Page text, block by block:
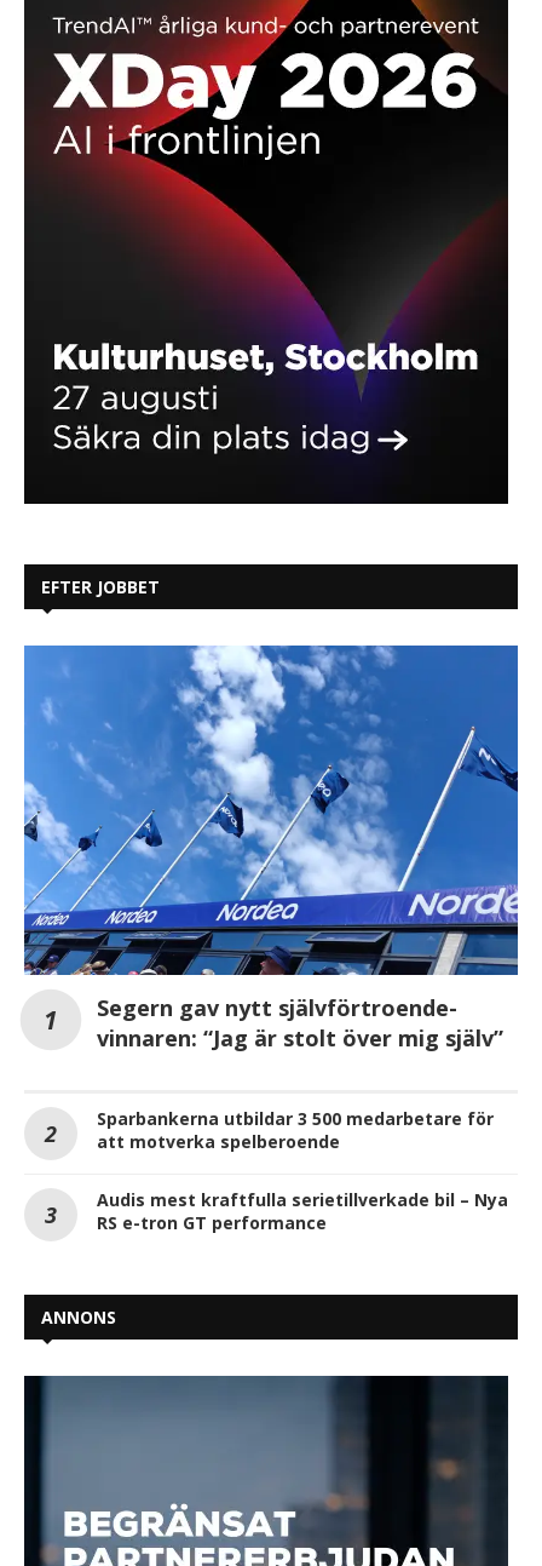
EFTER JOBBET
Segern gav nytt självförtroende-
vinnaren: “Jag är stolt över mig själv”
Sparbankerna utbildar 3 500 medarbetare för
att motverka spelberoende
Audis mest kraftfulla serietillverkade bil – Nya
RS e-tron GT performance
ANNONS